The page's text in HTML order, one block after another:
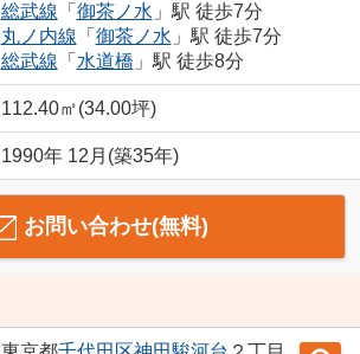
総武線 「 御茶ノ水 」駅 徒歩7分
丸ノ内線 「 御茶ノ水 」駅 徒歩7分
総武線 「 水道橋 」駅 徒歩8分
112.40㎡(34.00坪)
1990年 12月(築35年)
お問い合わせ(無料)